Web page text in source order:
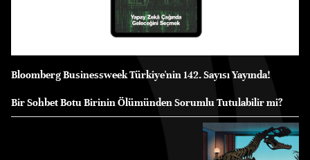
Bloomberg Businessweek Türkiye'nin 142. Sayısı Yayında!
Bir Sohbet Botu Birinin Ölümünden Sorumlu Tutulabilir mi?